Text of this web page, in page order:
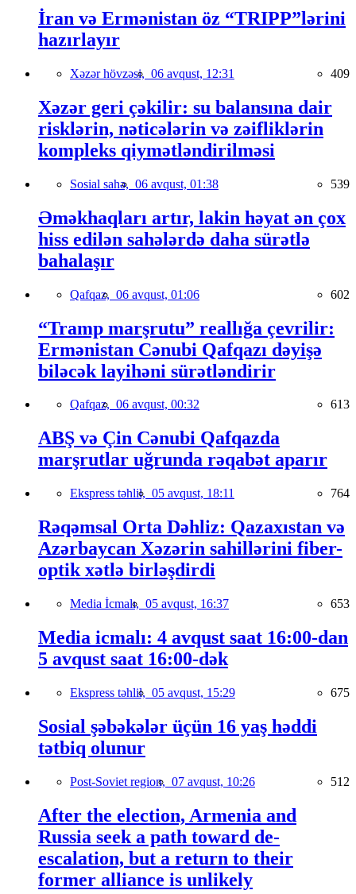
İran və Ermənistan öz “TRIPP”lərini
hazırlayır
Xəzər hövzəsi, 06 avqust, 12:31 409
Xəzər geri çəkilir: su balansına dair
risklərin, nəticələrin və zəifliklərin
kompleks qiymətləndirilməsi
Sosial sahə, 06 avqust, 01:38 539
Əməkhaqları artır, lakin həyat ən çox
hiss edilən sahələrdə daha sürətlə
bahalaşır
Qafqaz, 06 avqust, 01:06 602
“Tramp marşrutu” reallığa çevrilir:
Ermənistan Cənubi Qafqazı dəyişə
biləcək layihəni sürətləndirir
Qafqaz, 06 avqust, 00:32 613
ABŞ və Çin Cənubi Qafqazda
marşrutlar uğrunda rəqabət aparır
Ekspress təhlil, 05 avqust, 18:11 764
Rəqəmsal Orta Dəhliz: Qazaxıstan və
Azərbaycan Xəzərin sahillərini fiber-
optik xətlə birləşdirdi
Media İcmalı, 05 avqust, 16:37 653
Media icmalı: 4 avqust saat 16:00-dan
5 avqust saat 16:00-dək
Ekspress təhlil, 05 avqust, 15:29 675
Sosial şəbəkələr üçün 16 yaş həddi
tətbiq olunur
Post-Soviet region, 07 avqust, 10:26 512
After the election, Armenia and
Russia seek a path toward de-
escalation, but a return to their
former alliance is unlikely